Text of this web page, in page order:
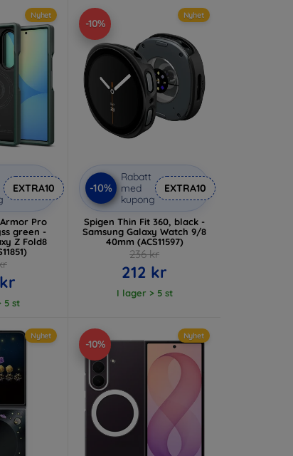
Nyhet
EXTRA10
Pro
green -
Z Fold8
5 st
-10%
Nyhet
-10%
Rabatt
med
kupong
EXTRA10
Spigen Thin Fit 360, black -
Samsung Galaxy Watch 9/8
40mm (ACS11597)
236 kr
212 kr
I lager > 5 st
Nyhet
-10%
Nyhet